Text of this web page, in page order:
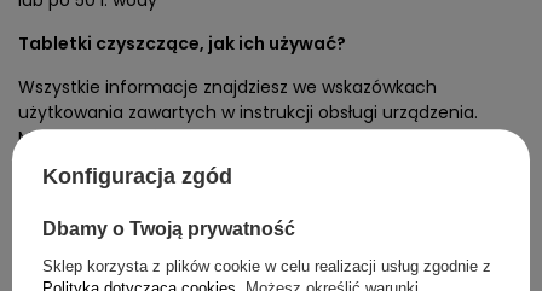
Tabletki czyszczące, jak ich używać?
Wszystkie informacje znajdziesz we wskazówkach
użytkowania zawartych w instrukcji obsługi urządzenia.
Modele ekspresów różnią się od siebie pod wieloma
względami i każdy z producentów zamieszcza
zindywidualizowane informacje w dołączonej instrukcji
obsługi aby proces był szybki i bezproblemowy oraz żebyś
nie musiał zastanawiać się jak stosować tabletki
czyszczące w konkretnym ekspresie :)
Konfiguracja zgód
Dbamy o Twoją prywatność
Sklep korzysta z plików cookie w celu realizacji usług zgodnie z